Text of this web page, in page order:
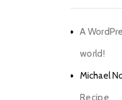
A
world!
Michael
Recipe